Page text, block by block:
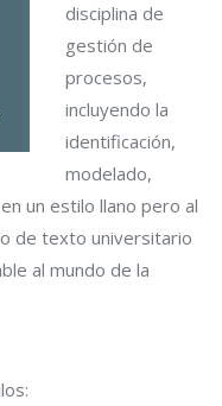
disciplina de
gestión de
procesos,
incluyendo la
identificación,
modelado,
un estilo llano pero al
de texto universitario
al mundo de la